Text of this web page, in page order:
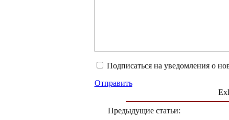
Подписаться на уведомления о
Отправить
Предыдущие статьи: